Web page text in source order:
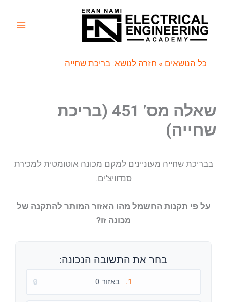
כל הנושאים » חזרה לנושא: בריכת שחייה
שאלה מס’ 451 (בריכת
שחייה)
בבריכת שחייה מעוניינים למקם מכונה אוטומטית למכירת
סנדוויצ’ים.
על פי תקנות החשמל מהו האזור המותר להתקנה של
מכונה זו?
בחר את התשובה הנכונה:
1. באזור 0 🔒